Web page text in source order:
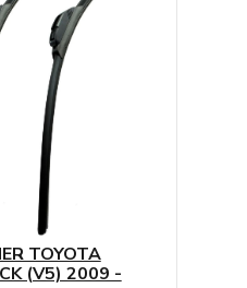
TOYOTA
(V5) 2009 -